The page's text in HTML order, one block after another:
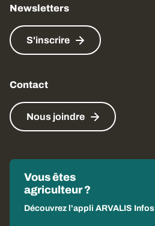
Newsletters
S'inscrire
Contact
Nous joindre
Vous êtes
agriculteur ?
Découvrez l'appli ARVALIS Infos